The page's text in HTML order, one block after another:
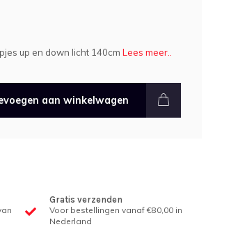
up en down licht 140cm Lees meer..
aan winkelwagen
Gratis verzenden
Voor bestellingen vanaf €80,00 in
Nederland